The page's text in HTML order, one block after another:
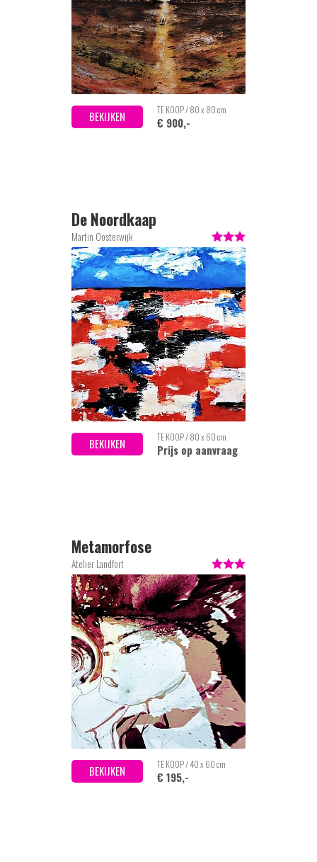
BEKIJKEN TE KOOP / 80 x 80 cm
€ 900,-
De Noordkaap
Martin Oosterwijk
BEKIJKEN TE KOOP / 80 x 60 cm
Prijs op aanvraag
Metamorfose
Atelier Landfort
BEKIJKEN TE KOOP / 40 x 60 cm
€ 195,-